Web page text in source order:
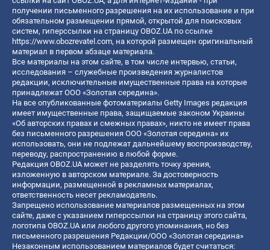
получении письменного разрешения на их использование и при
обязательном размещении прямой, открытой для поисковых
систем, гиперссылки на страницу OBOZ.UA по ссылке
https://www.obozrevatel.com, на которой размещен оригинальный
материал в первом абзаце материала.
Все материалы на этом сайте, в том числе интервью, статьи,
исследования – служебные произведения журналистов
редакции, исключительные имущественные права на которые
принадлежат ООО «Золотая середина».
На все опубликованные фотоматериалы Getty Images редакция
имеет имущественные права, защищаемые законом Украины
«Об авторских правах и смежных правах», никто не имеет права
без письменного разрешения ООО «Золотая середина» их
использовать, они не подлежат дальнейшему воспроизводству,
переводу, распространению в любой форме.
Редакция OBOZ.UA может не разделять точку зрения,
изложенную в авторском материале. За достоверность
информации, размещенной в рекламных материалах,
ответственность несет рекламодатель.
Запрещено использование материалов размещенных на этом
сайте, даже с указанием гиперссылки на страницу этого сайта,
логотипа OBOZ.UA или любого другого упоминания, но без
письменного разрешения Редакции/ООО «Золотая середина»
Незаконным использованием материалов будет считаться: